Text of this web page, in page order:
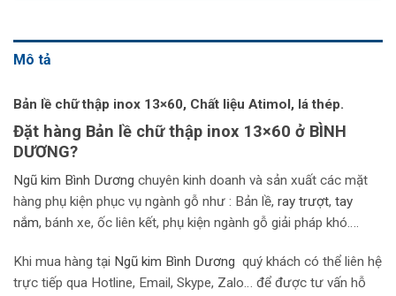
Mô tả
Bản lề chữ thập inox 13×60, Chất liệu Atimol, lá thép.
Đặt hàng Bản lề chữ thập inox 13×60 ở BÌNH
DƯƠNG?
Ngũ kim Bình Dương chuyên kinh doanh và sản xuất các mặt
hàng phụ kiện phục vụ ngành gỗ như : Bản lề, ray trượt, tay
nắm, bánh xe, ốc liên kết, phụ kiện ngành gỗ giải pháp khó….
Khi mua hàng tại Ngũ kim Bình Dương quý khách có thể liên hệ
trực tiếp qua Hotline, Email, Skype, Zalo… để được tư vấn hỗ